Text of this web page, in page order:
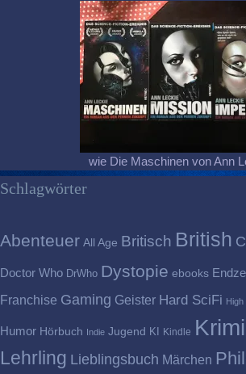
wie Die Maschinen von Ann
Schlagwörter
Abenteuer All Age Britisch British
Doctor Who DrWho Dystopie ebooks
Franchise Gaming Geister Hard SciFi
Humor Hörbuch Indie Jugend KI Kindle Krimi
Lehrling Lieblingsbuch Märchen